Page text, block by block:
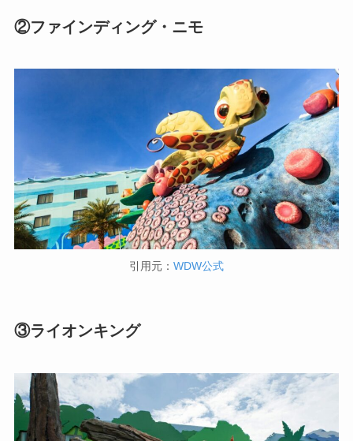
②ファインディング・ニモ
引用元： WDW公式
③ライオンキング